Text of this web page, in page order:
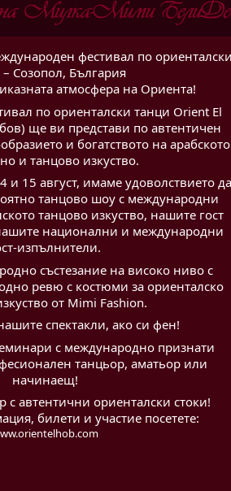
фестивал по
Созопол, България
атмосфера на Ориента!
по ориенталски танци Orient El
ще ви представи по автентичен
и богатството на арабското
и танцово изкуство.
и 15 август, имаме удоволствието да
танцово шоу с международни
танцово изкуство, нашите гост
национални и международни
изпълнители.
състезание на високо ниво с
ревю с костюми за ориенталско
от Mimi Fashion.
спектакли, ако си фен!
с международно признати
танцьор, аматьор или
начинаещ!
с автентични ориенталски стоки!
билети и участие посетете: